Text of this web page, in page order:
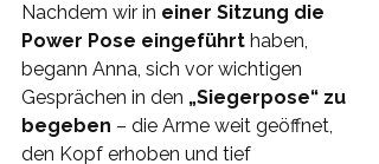
Nachdem wir in einer Sitzung die
Power Pose eingeführt haben,
begann Anna, sich vor wichtigen
Gesprächen in den „Siegerpose“ zu
begeben – die Arme weit geöffnet,
den Kopf erhoben und tief